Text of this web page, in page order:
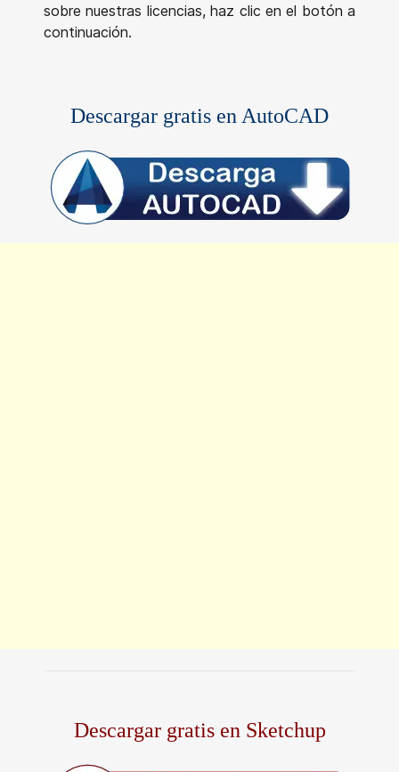
sobre nuestras licencias, haz clic en el botón a
continuación.
Descargar gratis en AutoCAD
Descargar gratis en Sketchup